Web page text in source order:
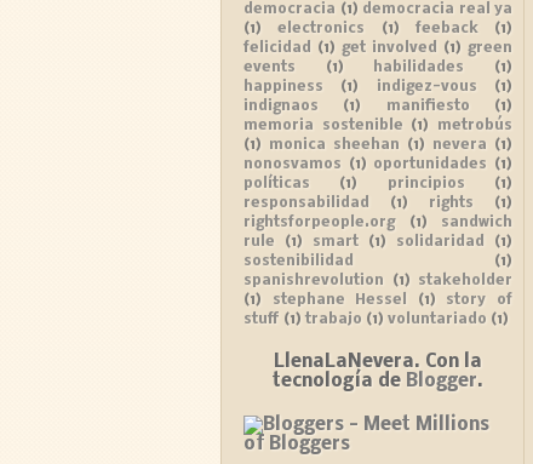
democracia (1) democracia real ya
(1)
electronics (1) feeback
(1)
felicidad
(1) get involved (1) green
events
(1) habilidades
(1)
happiness
(1) indigez-vous
(1)
indignaos
(1) manifiesto
(1)
memoria sostenible
(1)
metrobús
(1)
monica sheehan (1) nevera
(1)
nonosvamos
(1) oportunidades
(1)
políticas
(1) principios
(1)
responsabilidad
(1) rights
(1)
rightsforpeople.org
(1)
sandwich
rule
(1) smart (1) solidaridad
(1)
sostenibilidad
(1)
spanishrevolution
(1)
stakeholder
(1)
stephane Hessel (1)
story of
stuff (1) trabajo (1) voluntariado (1)
LlenaLaNevera. Con la
tecnología de Blogger.